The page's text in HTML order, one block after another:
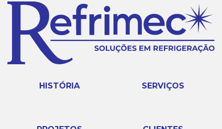
HISTÓRIA SERVIÇOS